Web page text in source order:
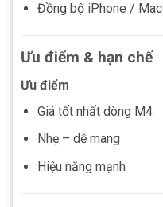
Đồng bộ iPhone / Mac
Ưu điểm & hạn chế
Ưu điểm
Giá tốt nhất dòng M4
Nhẹ – dễ mang
Hiệu năng mạnh